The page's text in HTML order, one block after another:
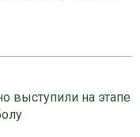
выступили на этапе